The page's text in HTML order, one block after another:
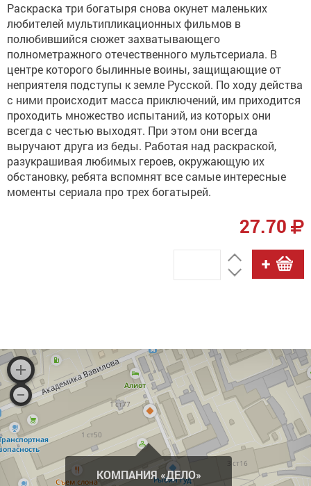
Раскраска три богатыря снова окунет маленьких
любителей мультипликационных фильмов в
полюбившийся сюжет захватывающего
полнометражного отечественного мультсериала. В
центре которого былинные воины, защищающие от
неприятеля подступы к земле Русской. По ходу действа
с ними происходит масса приключений, им приходится
проходить множество испытаний, из которых они
всегда с честью выходят. При этом они всегда
выручают друга из беды. Работая над раскраской,
разукрашивая любимых героев, окружающую их
обстановку, ребята вспомнят все самые интересные
моменты сериала про трех богатырей.
27.70
КОМПАНИЯ «ДЕЛО»